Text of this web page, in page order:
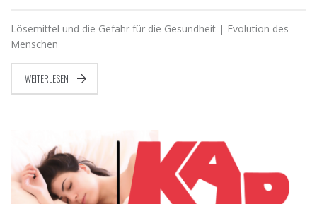
Lösemittel und die Gefahr für die Gesundheit | Evolution des
Menschen
WEITERLESEN